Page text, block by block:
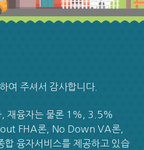
여 주셔서 감사합니다.
, 재융자는 물론 1%, 3.5%
FHA론, No Down VA론,
융자서비스를 제공하고 있습